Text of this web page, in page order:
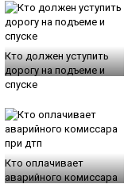
Кто должен уступить
дорогу на подъеме и
спуске
Кто оплачивает
аварийного комиссара